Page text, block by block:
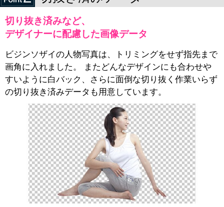
切り抜き済みなど、
デザイナーに配慮した画像データ
ビジンソザイの人物写真は、トリミングをせず指先まで
画角に入れました。 またどんなデザインにも合わせや
すいように白バック、さらに面倒な切り抜く作業いらず
の切り抜き済みデータも用意しています。